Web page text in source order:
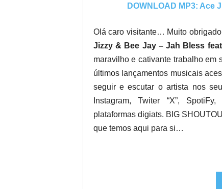
DOWNLOAD MP3: Ace
Olá caro visitante… Muito
Jizzy & Bee Jay – Jah Bless
maravilho e cativante trabalho em
últimos lançamentos musicais
seguir e escutar o artista nos
Instagram, Twiter “X”,
plataformas digiats. BIG
que temos aqui para si…